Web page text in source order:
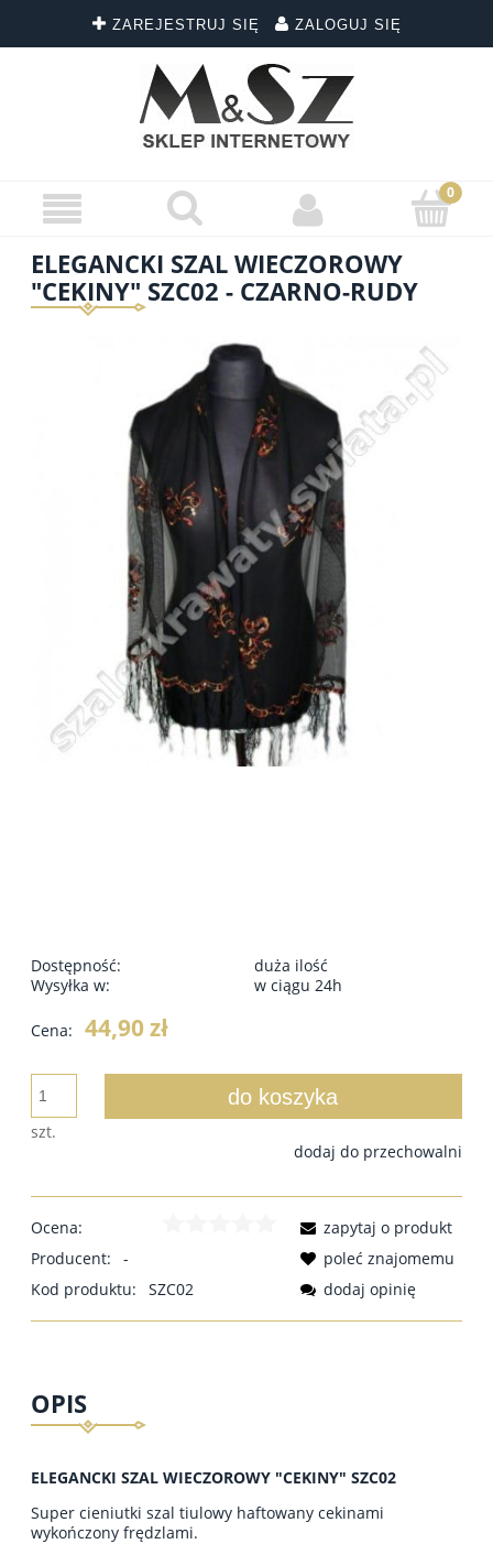
ZAREJESTRUJ SIĘ ZALOGUJ SIĘ
ELEGANCKI SZAL WIECZOROWY
"CEKINY" SZC02 - CZARNO-RUDY
Dostępność:
duża ilość
Wysyłka w:
w ciągu 24h
Cena: 44,90 zł
szt.
do koszyka
dodaj do przechowalni
Ocena:
Producent:
-
Kod produktu:
SZC02
zapytaj o produkt
poleć znajomemu
dodaj opinię
OPIS
ELEGANCKI SZAL WIECZOROWY "CEKINY" SZC02
Super cieniutki szal tiulowy haftowany cekinami
wykończony frędzlami.